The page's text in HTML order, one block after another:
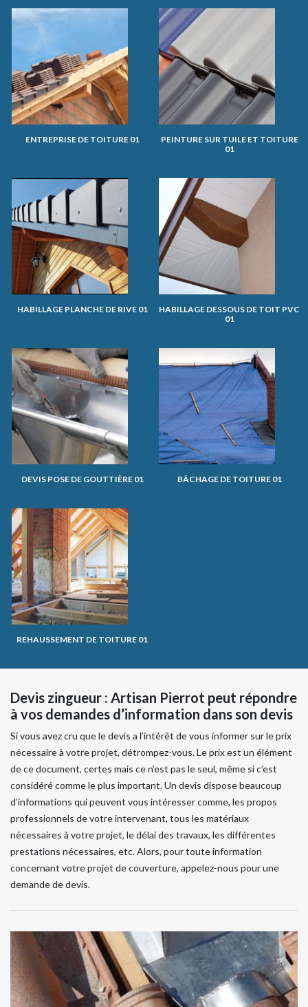
ENTREPRISE DE TOITURE 01
PEINTURE SUR TUILE ET TOITURE
01
HABILLAGE PLANCHE DE RIVE 01
HABILLAGE DESSOUS DE TOIT PVC
01
DEVIS POSE DE GOUTTIÈRE 01 BÂCHAGE DE TOITURE 01
REHAUSSEMENT DE TOITURE 01
Devis zingueur : Artisan Pierrot peut répondre
à vos demandes d’information dans son devis
Si vous avez cru que le devis a l’intérêt de vous informer sur le prix
nécessaire à votre projet, détrompez-vous. Le prix est un élément
de ce document, certes mais ce n’est pas le seul, même si c’est
considéré comme le plus important. Un devis dispose beaucoup
d’informations qui peuvent vous intéresser comme, les propos
professionnels de votre intervenant, tous les matériaux
nécessaires à votre projet, le délai des travaux, les différentes
prestations nécessaires, etc. Alors, pour toute information
concernant votre projet de couverture, appelez-nous pour une
demande de devis.